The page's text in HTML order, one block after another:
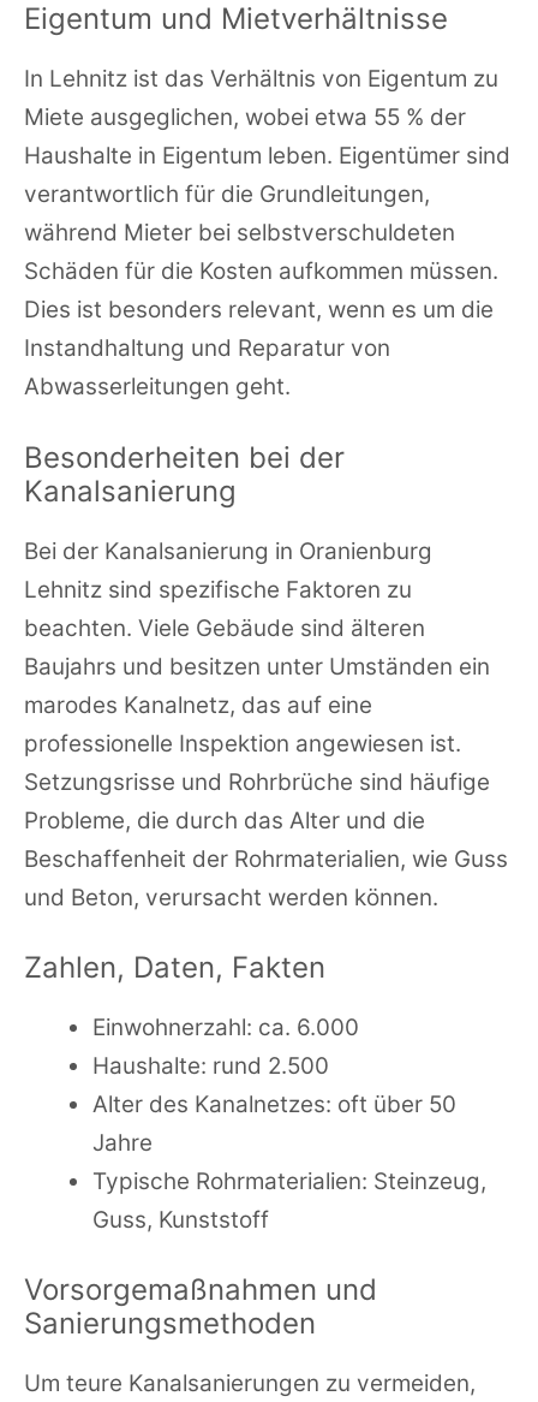
Eigentum und Mietverhältnisse
In Lehnitz ist das Verhältnis von Eigentum zu
Miete ausgeglichen, wobei etwa 55 % der
Haushalte in Eigentum leben. Eigentümer sind
verantwortlich für die Grundleitungen,
während Mieter bei selbstverschuldeten
Schäden für die Kosten aufkommen müssen.
Dies ist besonders relevant, wenn es um die
Instandhaltung und Reparatur von
Abwasserleitungen geht.
Besonderheiten bei der
Kanalsanierung
Bei der Kanalsanierung in Oranienburg
Lehnitz sind spezifische Faktoren zu
beachten. Viele Gebäude sind älteren
Baujahrs und besitzen unter Umständen ein
marodes Kanalnetz, das auf eine
professionelle Inspektion angewiesen ist.
Setzungsrisse und Rohrbrüche sind häufige
Probleme, die durch das Alter und die
Beschaffenheit der Rohrmaterialien, wie Guss
und Beton, verursacht werden können.
Zahlen, Daten, Fakten
Einwohnerzahl: ca. 6.000
Haushalte: rund 2.500
Alter des Kanalnetzes: oft über 50
Jahre
Typische Rohrmaterialien: Steinzeug,
Guss, Kunststoff
Vorsorgemaßnahmen und
Sanierungsmethoden
Um teure Kanalsanierungen zu vermeiden,